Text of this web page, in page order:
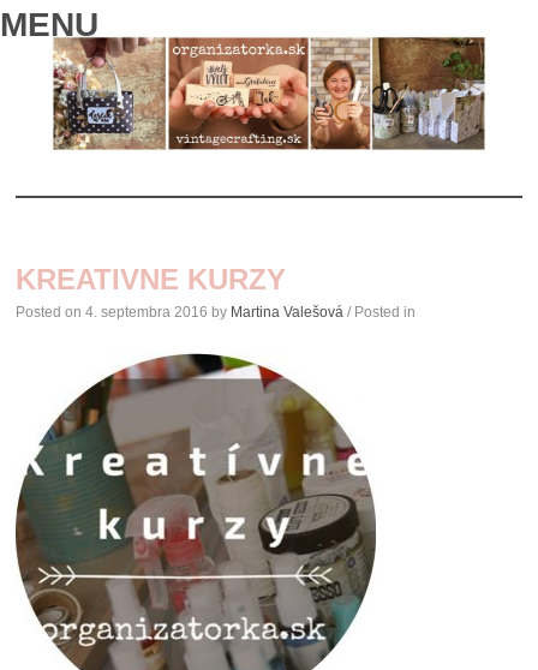
MENU
CONTENT
KREATIVNE KURZY
Posted on4. septembra 2016 by Martina Valešová / Posted in